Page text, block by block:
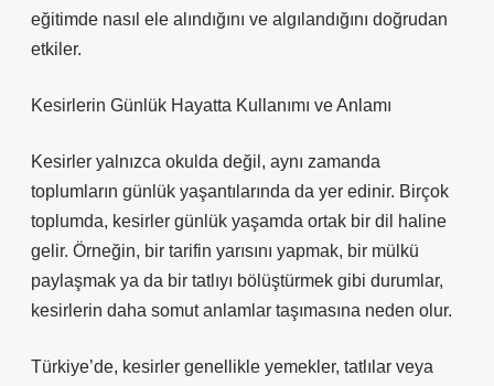
eğitimde nasıl ele alındığını ve algılandığını doğrudan
etkiler.
Kesirlerin Günlük Hayatta Kullanımı ve Anlamı
Kesirler yalnızca okulda değil, aynı zamanda
toplumların günlük yaşantılarında da yer edinir. Birçok
toplumda, kesirler günlük yaşamda ortak bir dil haline
gelir. Örneğin, bir tarifin yarısını yapmak, bir mülkü
paylaşmak ya da bir tatlıyı bölüştürmek gibi durumlar,
kesirlerin daha somut anlamlar taşımasına neden olur.
Türkiye’de, kesirler genellikle yemekler, tatlılar veya